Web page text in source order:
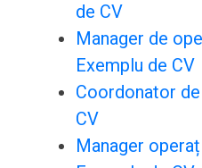
de CV
Manager de
Exemplu de CV
Coordonator
CV
Manager